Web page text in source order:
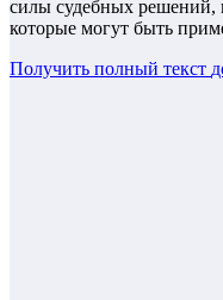
силы судебных решений,
которые могут быть
Получить полный текст